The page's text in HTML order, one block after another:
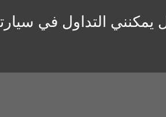
يمكنني التداول في